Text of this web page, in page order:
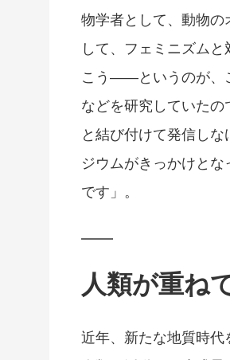
物学者として、動物
して、フェミニズム
こう――というのが、
などを研究していた
と結び付けて発信し
ジウムがきっかけと
です」。
人類が重ね
近年、新たな地質時